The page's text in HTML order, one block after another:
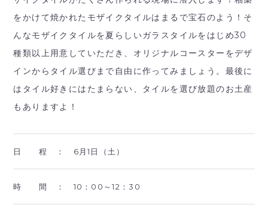
をかけて焼かれたモザイクタイルはまるで宝石のよう！そ
んなモザイクタイルを夏らしいガラスタイルをはじめ30
種類以上用意していただき、オリジナルコースターをデザ
インからタイル選びまで自由に作ってみましょう。最後に
はタイル好きにはたまらない、タイルを選び放題のお土産
もありますよ！
日 程 ： 6月1日（土）
時 間 ： 10：00～12：30